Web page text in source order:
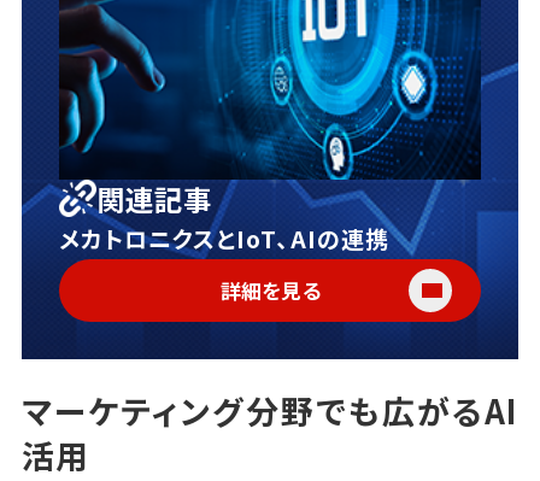
関連記事
メカトロニクスとIoT、AIの連携
詳細を見る
マーケティング分野でも広がるAI
活用